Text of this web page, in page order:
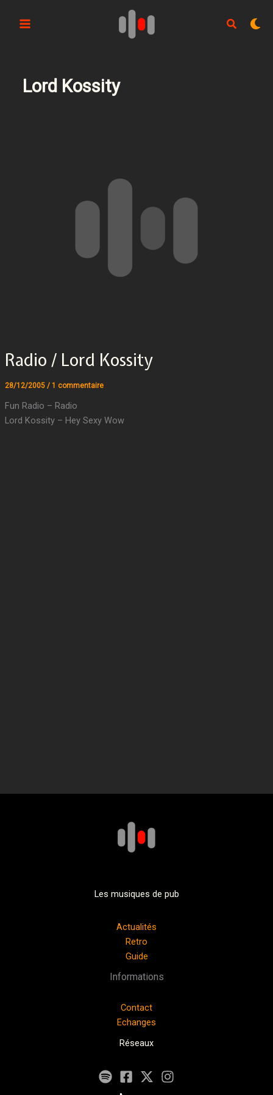
Lord Kossity
Radio / Lord Kossity
28/12/2005 / 1 commentaire
Fun Radio – Radio
Lord Kossity – Hey Sexy Wow
Les musiques de pub
Actualités
Retro
Guide
Informations
Contact
Echanges
Réseaux